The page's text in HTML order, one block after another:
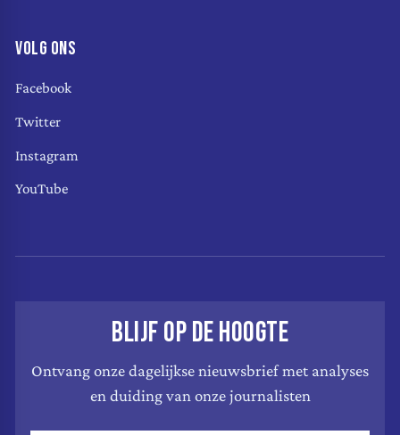
VOLG ONS
Facebook
Twitter
Instagram
YouTube
BLIJF OP DE HOOGTE
Ontvang onze dagelijkse nieuwsbrief met analyses
en duiding van onze journalisten